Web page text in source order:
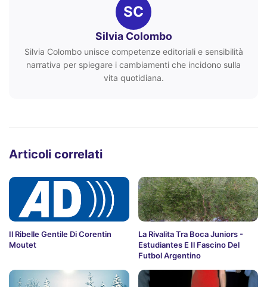
SC
Silvia Colombo
Silvia Colombo unisce competenze editoriali e sensibilità
narrativa per spiegare i cambiamenti che incidono sulla
vita quotidiana.
Articoli correlati
Il Ribelle Gentile Di Corentin
Moutet
La Rivalita Tra Boca Juniors -
Estudiantes E Il Fascino Del
Futbol Argentino